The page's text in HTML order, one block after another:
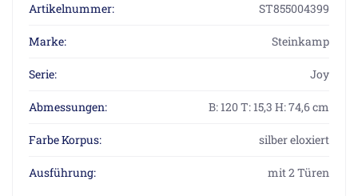
Artikelnummer: ST855004399
Marke: Steinkamp
Serie: Joy
Abmessungen: B: 120 T: 15,3 H: 74,6 cm
Farbe Korpus: silber eloxiert
Ausführung: mit 2 Türen